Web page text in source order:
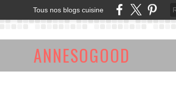
Tous nos blogs cuisine
ANNESOGOOD